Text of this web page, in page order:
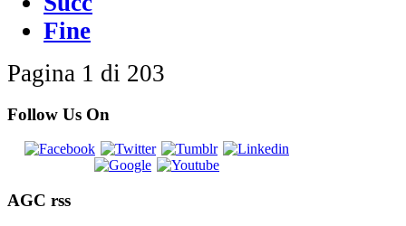
Fine
Pagina 1 di 203
Follow Us On
AGC rss